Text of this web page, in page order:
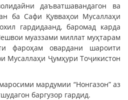
даъватшавандагон ва
ба Сафи Қувваҳои Мусаллаҳи
гардидаанд, баромад карда
муаззами миллат муҳтарам
фароҳам овардани шароити
Мусаллаҳи Ҷумҳури Тоҷикистон
мардумии “Нонгазон” аз
баргузор гардид.